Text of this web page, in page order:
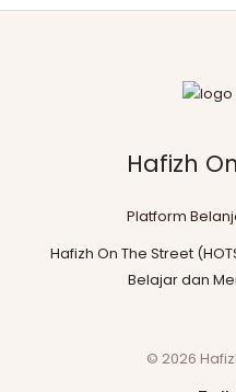
Hafizh
Platform
Hafizh On The Street
Belajar dan
© 2026